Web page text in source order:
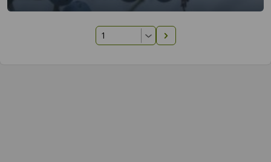
Następna strona